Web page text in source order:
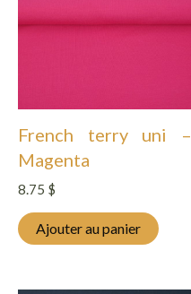
French terry uni –
Magenta
8.75 $
Ajouter au panier